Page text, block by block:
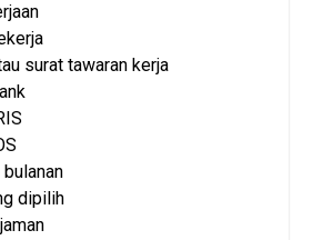
surat tawaran kerja
dipilih